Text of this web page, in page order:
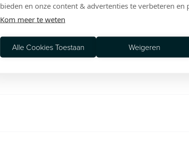
bieden en onze content & advertenties te verbeteren en
Kom meer te weten
Alle Cookies Toestaan Weigeren